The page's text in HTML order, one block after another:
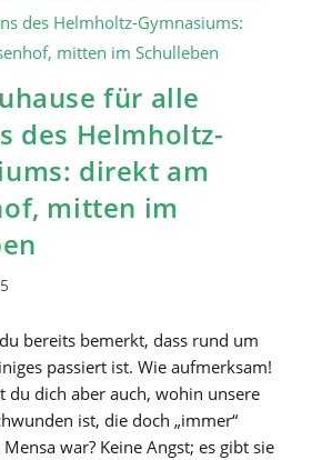
für alle
des Helmholtz-
direkt am
mitten im
bereits bemerkt, dass rund um
passiert ist. Wie aufmerksam!
du dich aber auch, wohin unsere
ist, die doch „immer“
war? Keine Angst; es gibt sie